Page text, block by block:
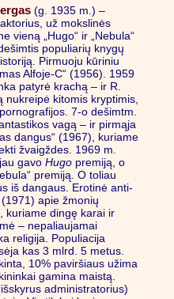
(g. 1935 m.) –
už mokslinės
vieną „Hugo“ ir „Nebula“
populiarių knygų
Pirmuoju kūriniu
Alfoje-C“ (1956). 1959
patyrė krachą – ir R.
kitomis kryptimis,
7-o dešimtm.
vagą – ir pirmąja
dangus“ (1967), kuriame
žvaigždes. 1969 m.
gavo Hugopremiją, o
premiją. O toliau
iš dangaus. Erotinė anti-
apie žmonių
kuriame dingę karai ir
– nepaliaujamai
religija. Populiacija
kas 3 mlrd. 5 metus.
10% paviršiaus užima
gamina maistą.
administratorius)